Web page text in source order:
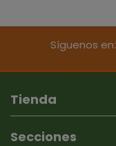
Síguenos en:
Tienda
Secciones